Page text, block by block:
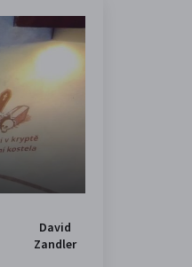
David
Zandler